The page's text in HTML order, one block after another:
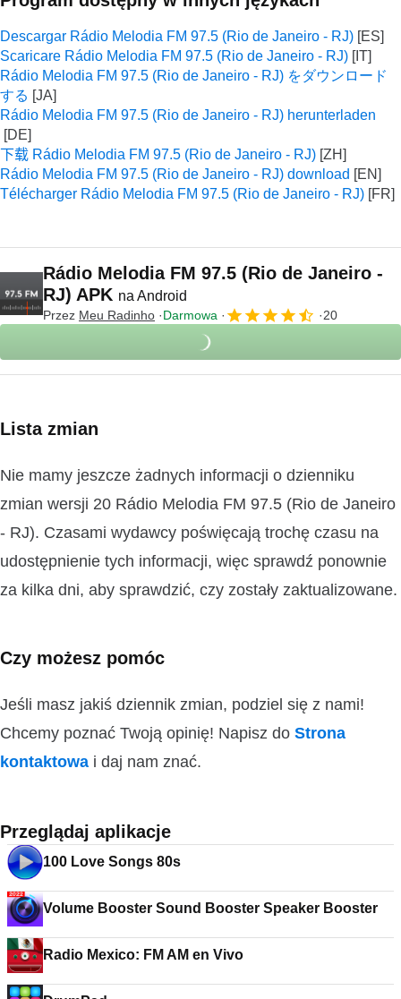
Descargar Rádio Melodia FM 97.5 (Rio de Janeiro - RJ)
Scaricare Rádio Melodia FM 97.5 (Rio de Janeiro - RJ)
Rádio Melodia FM 97.5 (Rio de Janeiro - RJ) をダウンロード
する
Rádio Melodia FM 97.5 (Rio de Janeiro - RJ) herunterladen
下载 Rádio Melodia FM 97.5 (Rio de Janeiro - RJ)
Rádio Melodia FM 97.5 (Rio de Janeiro - RJ) download
Télécharger Rádio Melodia FM 97.5 (Rio de Janeiro - RJ)
Rádio Melodia FM 97.5 (Rio de Janeiro -
RJ) APK na Android
Przez Meu Radinho Darmowa 20
Lista zmian
Nie mamy jeszcze żadnych informacji o dzienniku
zmian wersji 20 Rádio Melodia FM 97.5 (Rio de Janeiro
- RJ). Czasami wydawcy poświęcają trochę czasu na
udostępnienie tych informacji, więc sprawdź ponownie
za kilka dni, aby sprawdzić, czy zostały zaktualizowane.
Czy możesz pomóc
Jeśli masz jakiś dziennik zmian, podziel się z nami!
Chcemy poznać Twoją opinię! Napisz do Strona
kontaktowa i daj nam znać.
Przeglądaj aplikacje
100 Love Songs 80s
Volume Booster Sound Booster Speaker Booster
Radio Mexico: FM AM en Vivo